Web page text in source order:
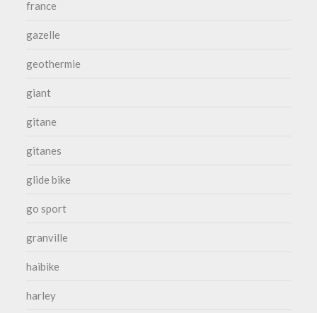
france
gazelle
geothermie
giant
gitane
gitanes
glide bike
go sport
granville
haibike
harley